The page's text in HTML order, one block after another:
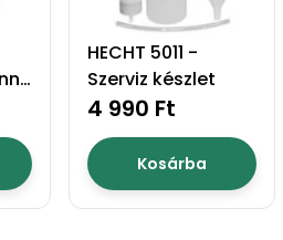
HECHT 5011 -
Szerviz készlet
4 990 Ft
Kosárba